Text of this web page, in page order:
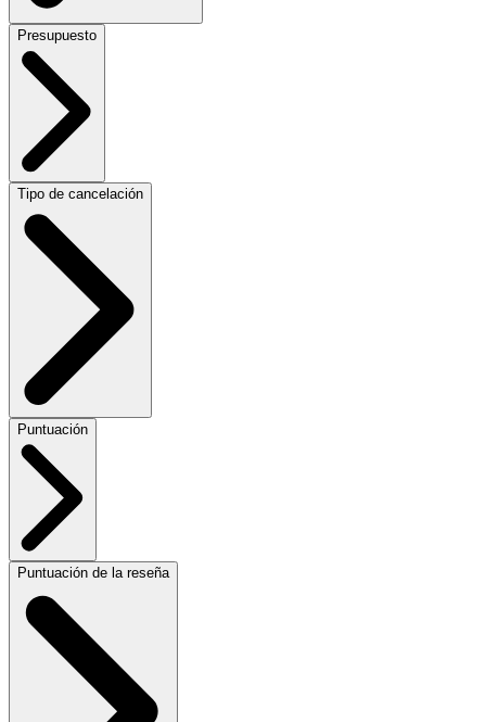
Presupuesto
Tipo de cancelación
Puntuación
Puntuación de la reseña